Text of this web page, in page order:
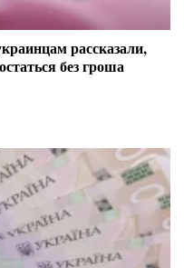
рассказали,
без гроша